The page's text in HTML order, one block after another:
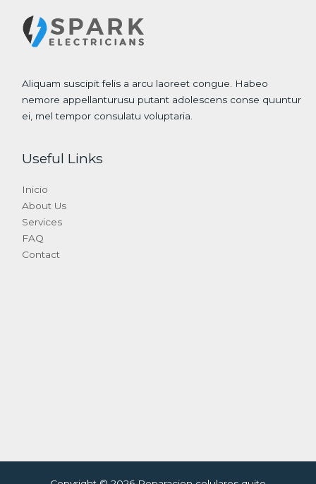
Aliquam suscipit felis a arcu laoreet congue. Habeo
nemore appellanturusu putant adolescens conse quuntur
ei, mel tempor consulatu voluptaria.
Useful Links
Inicio
About Us
Services
FAQ
Contact